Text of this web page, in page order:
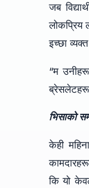
जब
लोकप्रिय
इच्छा
“म
ब्रेसलेटहरू
भिसाको
केही
कि यो